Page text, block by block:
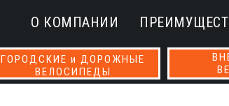
О КОМПАНИИ
ГОРОДСКИЕ и ДОРОЖНЫЕ
ВЕЛОСИПЕДЫ